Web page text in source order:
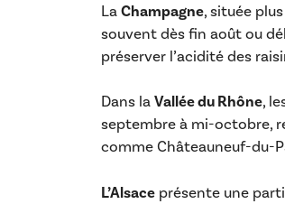
La Champagne, située
souvent dès fin août ou
préserver l’acidité des
Dans la Vallée du Rhône,
septembre à mi-octobre,
comme Châteauneuf-du-
L’Alsace présente une